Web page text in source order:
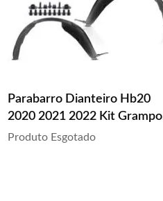
Parabarro Dianteiro Hb20
2020 2021 2022 Kit Grampo
Preto
Produto Esgotado